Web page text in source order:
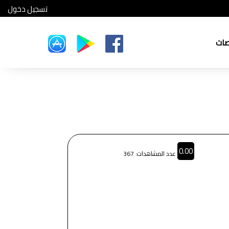
تسجيل دخول
0.00 عدد المشاهدات: 367